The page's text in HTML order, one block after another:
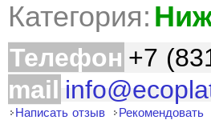
Категория:
Телефон +7
mail
Написать отзыв Рекомендовать